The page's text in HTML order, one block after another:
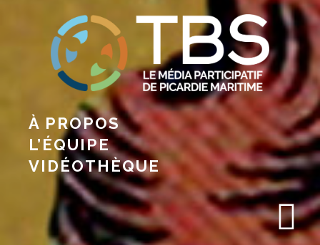
À PROPOS
L’ÉQUIPE
VIDÉOTHÈQUE